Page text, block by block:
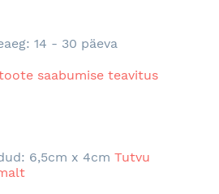
14 - 30 päeva
saabumise teavitus
6,5cm x 4cm Tutvu